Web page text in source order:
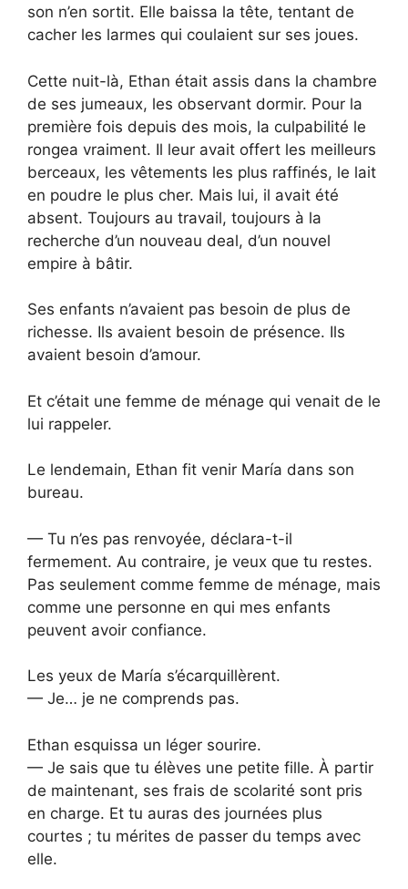
son n’en sortit. Elle baissa la tête, tentant de
cacher les larmes qui coulaient sur ses joues.
Cette nuit-là, Ethan était assis dans la chambre
de ses jumeaux, les observant dormir. Pour la
première fois depuis des mois, la culpabilité le
rongea vraiment. Il leur avait offert les meilleurs
berceaux, les vêtements les plus raffinés, le lait
en poudre le plus cher. Mais lui, il avait été
absent. Toujours au travail, toujours à la
recherche d’un nouveau deal, d’un nouvel
empire à bâtir.
Ses enfants n’avaient pas besoin de plus de
richesse. Ils avaient besoin de présence. Ils
avaient besoin d’amour.
Et c’était une femme de ménage qui venait de le
lui rappeler.
Le lendemain, Ethan fit venir María dans son
bureau.
— Tu n’es pas renvoyée, déclara-t-il
fermement. Au contraire, je veux que tu restes.
Pas seulement comme femme de ménage, mais
comme une personne en qui mes enfants
peuvent avoir confiance.
Les yeux de María s’écarquillèrent.
— Je… je ne comprends pas.
Ethan esquissa un léger sourire.
— Je sais que tu élèves une petite fille. À partir
de maintenant, ses frais de scolarité sont pris
en charge. Et tu auras des journées plus
courtes ; tu mérites de passer du temps avec
elle.